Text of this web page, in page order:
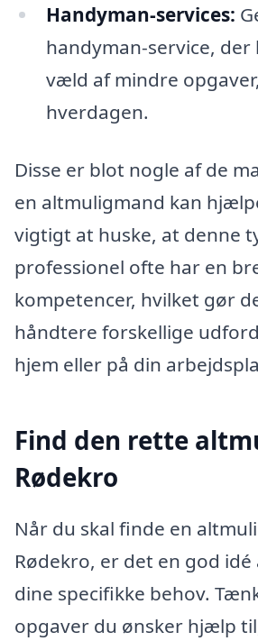
Handyman-services:
handyman-service,
væld af mindre
hverdagen.
Disse er blot nogle af de
en altmuligmand kan
vigtigt at huske, at denne
professionel ofte har en
kompetencer, hvilket gør
håndtere forskellige
hjem eller på din
Find den rette
Rødekro
Når du skal finde en
Rødekro, er det en god
dine specifikke behov.
opgaver du ønsker hjælp